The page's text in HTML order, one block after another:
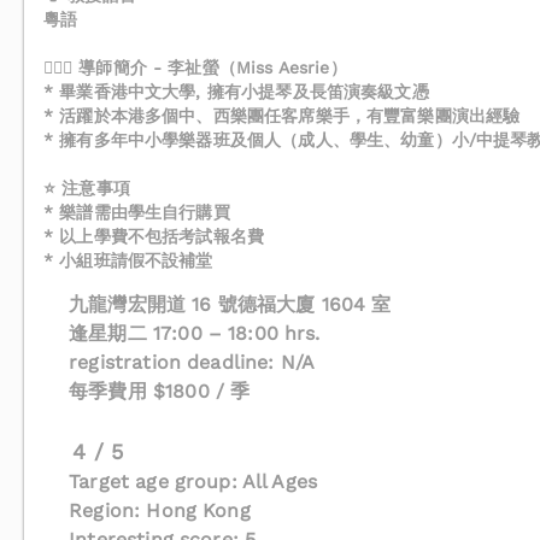
粵語
🙎🏻‍♀️ 導師簡介 - 李祉螢（Miss Aesrie）
* 畢業香港中文大學, 擁有小提琴及長笛演奏級文憑
* 活躍於本港多個中、西樂團任客席樂手，有豐富樂團演出經驗
* 擁有多年中小學樂器班及個人（成人、學生、幼童）小/中提琴
⭐ 注意事項
* 樂譜需由學生自行購買
* 以上學費不包括考試報名費
* 小組班請假不設補堂
九龍灣宏開道 16 號德福大廈 1604 室
逢星期二 17:00 – 18:00 hrs.
registration deadline: N/A
每季費用 $1800 / 季
4 / 5
Target age group: All Ages
Region: Hong Kong